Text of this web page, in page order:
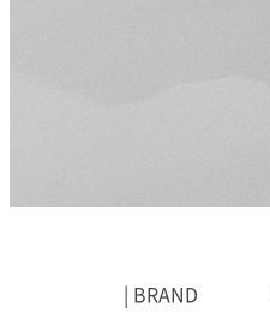
| BRAND